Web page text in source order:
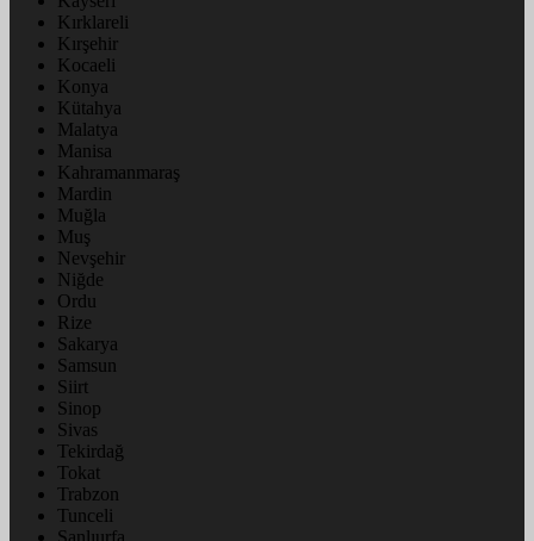
Kırklareli
Kırşehir
Kocaeli
Konya
Kütahya
Malatya
Manisa
Kahramanmaraş
Mardin
Muğla
Muş
Nevşehir
Niğde
Ordu
Rize
Sakarya
Samsun
Siirt
Sinop
Sivas
Tekirdağ
Tokat
Trabzon
Tunceli
Şanlıurfa